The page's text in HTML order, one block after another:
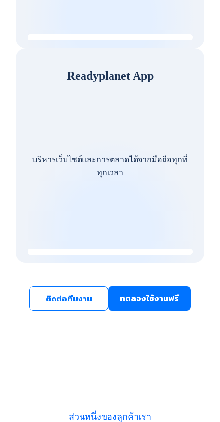
Readyplanet App
บริหารเว็บไซต์และการตลาดได้จากมือถือทุกที่
ทุกเวลา
ติดต่อทีมงาน ทดลองใช้งานฟรี
ส่วนหนึ่งของลูกค้าเรา